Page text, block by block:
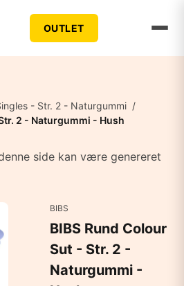
OUTLET
- Str. 2 - Naturgummi /
2 - Naturgummi - Hush
side kan være genereret
BIBS
BIBS Rund Colour
Sut - Str. 2 -
Naturgummi -